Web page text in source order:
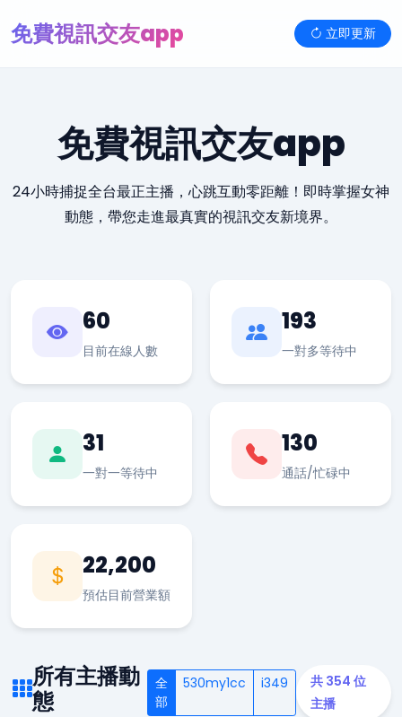
免費視訊交友app 立即更新
免費視訊交友app
24小時捕捉全台最正主播，心跳互動零距離！即時掌握女神
動態，帶您走進最真實的視訊交友新境界。
60
目前在線人數
193
一對多等待中
31
一對一等待中
130
通話/忙碌中
22,200
預估目前營業額
所有主播動
態
全
部
530my1cc i349
共 354 位
主播